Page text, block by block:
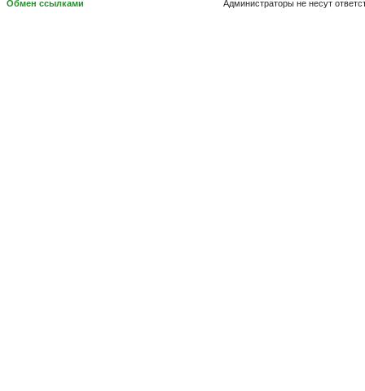
Администраторы не несут
Обмен ссылками